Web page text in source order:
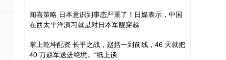
闻喜策略 日本意识到事态严重了！日媒表示，中国
在西太平洋演习就是对日本军舰穿越
掌上乾坤配资 长平之战，赵括一到前线，46 天就把
40 万赵军送进绝境。“纸上谈